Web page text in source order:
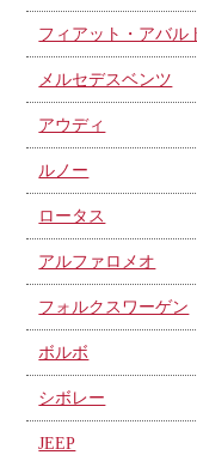
フィアット・アバル
メルセデスベンツ
アウディ
ルノー
ロータス
アルファロメオ
フォルクスワーゲン
ボルボ
シボレー
JEEP